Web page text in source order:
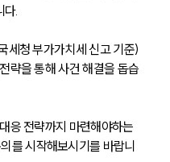
개
변호사
도
항
.
세청 부가가치세 신고 기준)
략을 통해 사건 해결을 돕습
응 전략까지 마련해야하는
를 시작해보시기를 바랍니